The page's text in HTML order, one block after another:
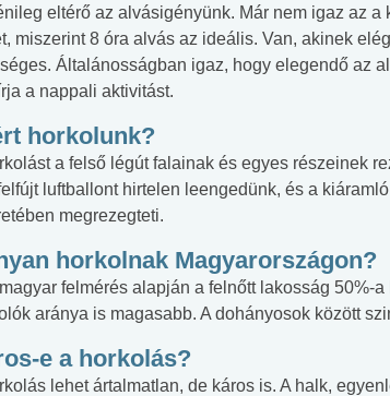
eltérő az alvásigényünk. Már nem igaz az a
miszerint 8 óra alvás az ideális. Van, akinek
Általánosságban igaz, hogy elegendő az
a nappali aktivitást.
horkolunk?
a felső légút falainak és egyes részeinek
luftballont hirtelen leengedünk, és a
megrezegteti.
horkolnak Magyarországon?
felmérés alapján a felnőtt lakosság 50%-
aránya is magasabb. A dohányosok között
e a horkolás?
lehet ártalmatlan, de káros is. A halk,